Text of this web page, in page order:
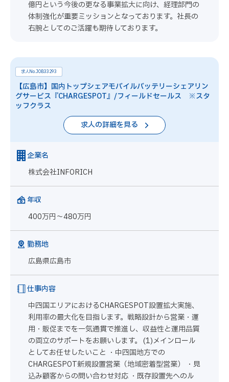
億円という今後の更なる事業拡大に向け、経理部門の
体制強化が重要ミッションとなっております。社長の
右腕としてのご活躍も期待しております。
求人No.JOB33293
【広島市】国内トップシェアモバイルバッテリーシェアリン
グサービス『CHARGESPOT』/フィールドセールス ※スタ
ッフクラス
求人の詳細を見る
企業名
株式会社INFORICH
年収
400万円～480万円
勤務地
広島県広島市
仕事内容
中四国エリアにおけるCHARGESPOT設置拡大実施、
利用率の最大化を目指します。戦略設計から営業・運
用・販促までを一気通貫で推進し、収益性と運用品質
の両立のサポートをお願いします。 (1)メインロール
としてお任せしたいこと ・中四国地方での
CHARGESPOT新規設置営業（地域密着型営業） ・見
込み顧客からの問い合わせ対応 ・既存設置先へのル